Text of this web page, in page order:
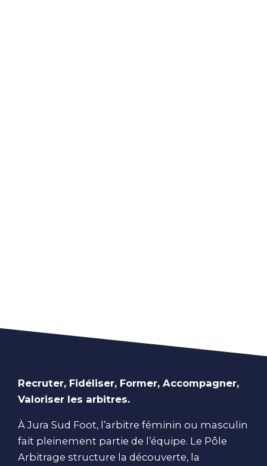
Recruter, Fidéliser, Former, Accompagner,
Valoriser les arbitres.
À Jura Sud Foot, l’arbitre féminin ou masculin
fait pleinement partie de l’équipe. Le Pôle
Arbitrage structure la découverte, la